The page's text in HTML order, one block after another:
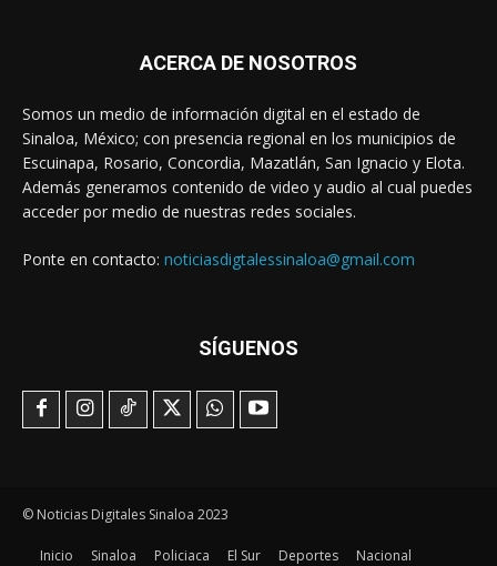
ACERCA DE NOSOTROS
Somos un medio de información digital en el estado de
Sinaloa, México; con presencia regional en los municipios de
Escuinapa, Rosario, Concordia, Mazatlán, San Ignacio y Elota.
Además generamos contenido de video y audio al cual puedes
acceder por medio de nuestras redes sociales.
Ponte en contacto: noticiasdigtalessinaloa@gmail.com
SÍGUENOS
© Noticias Digitales Sinaloa 2023
Inicio Sinaloa Policiaca El Sur Deportes Nacional